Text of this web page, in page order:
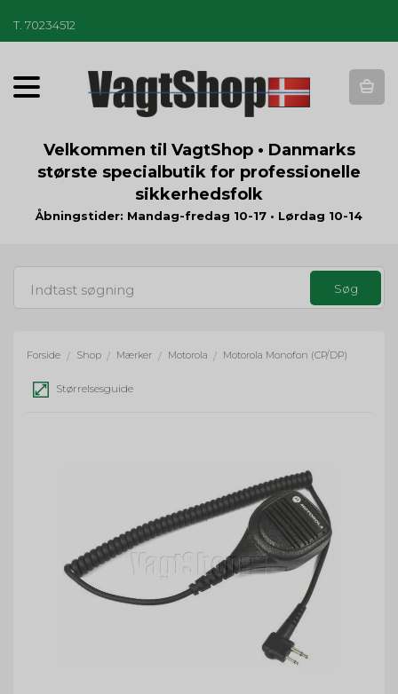
T 70234512
T
o
g
a
t
n
Velkommen til VagtShop • Danmarks
største specialbutik for professionelle
sikkerhedsfolk
Åbningstider: Mandag-fredag 10-17 • Lørdag 10-14
Forside / Shop / Mærker / Motorola / Motorola Monofon (CP/DP)
Størrelsesguide